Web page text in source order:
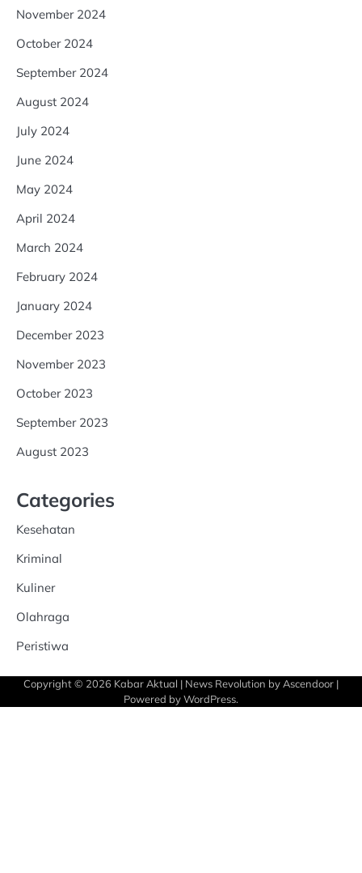
November 2024
October 2024
September 2024
August 2024
July 2024
June 2024
May 2024
April 2024
March 2024
February 2024
January 2024
December 2023
November 2023
October 2023
September 2023
August 2023
Categories
Kesehatan
Kriminal
Kuliner
Olahraga
Peristiwa
Copyright © 2026 Kabar Aktual | News Revolution by Ascendoor |
Powered byWordPress.